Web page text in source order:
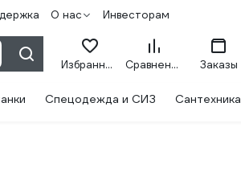
О нас Инвесторам
Избранное Сравнение Заказы
Спецодежда и СИЗ Сантехника